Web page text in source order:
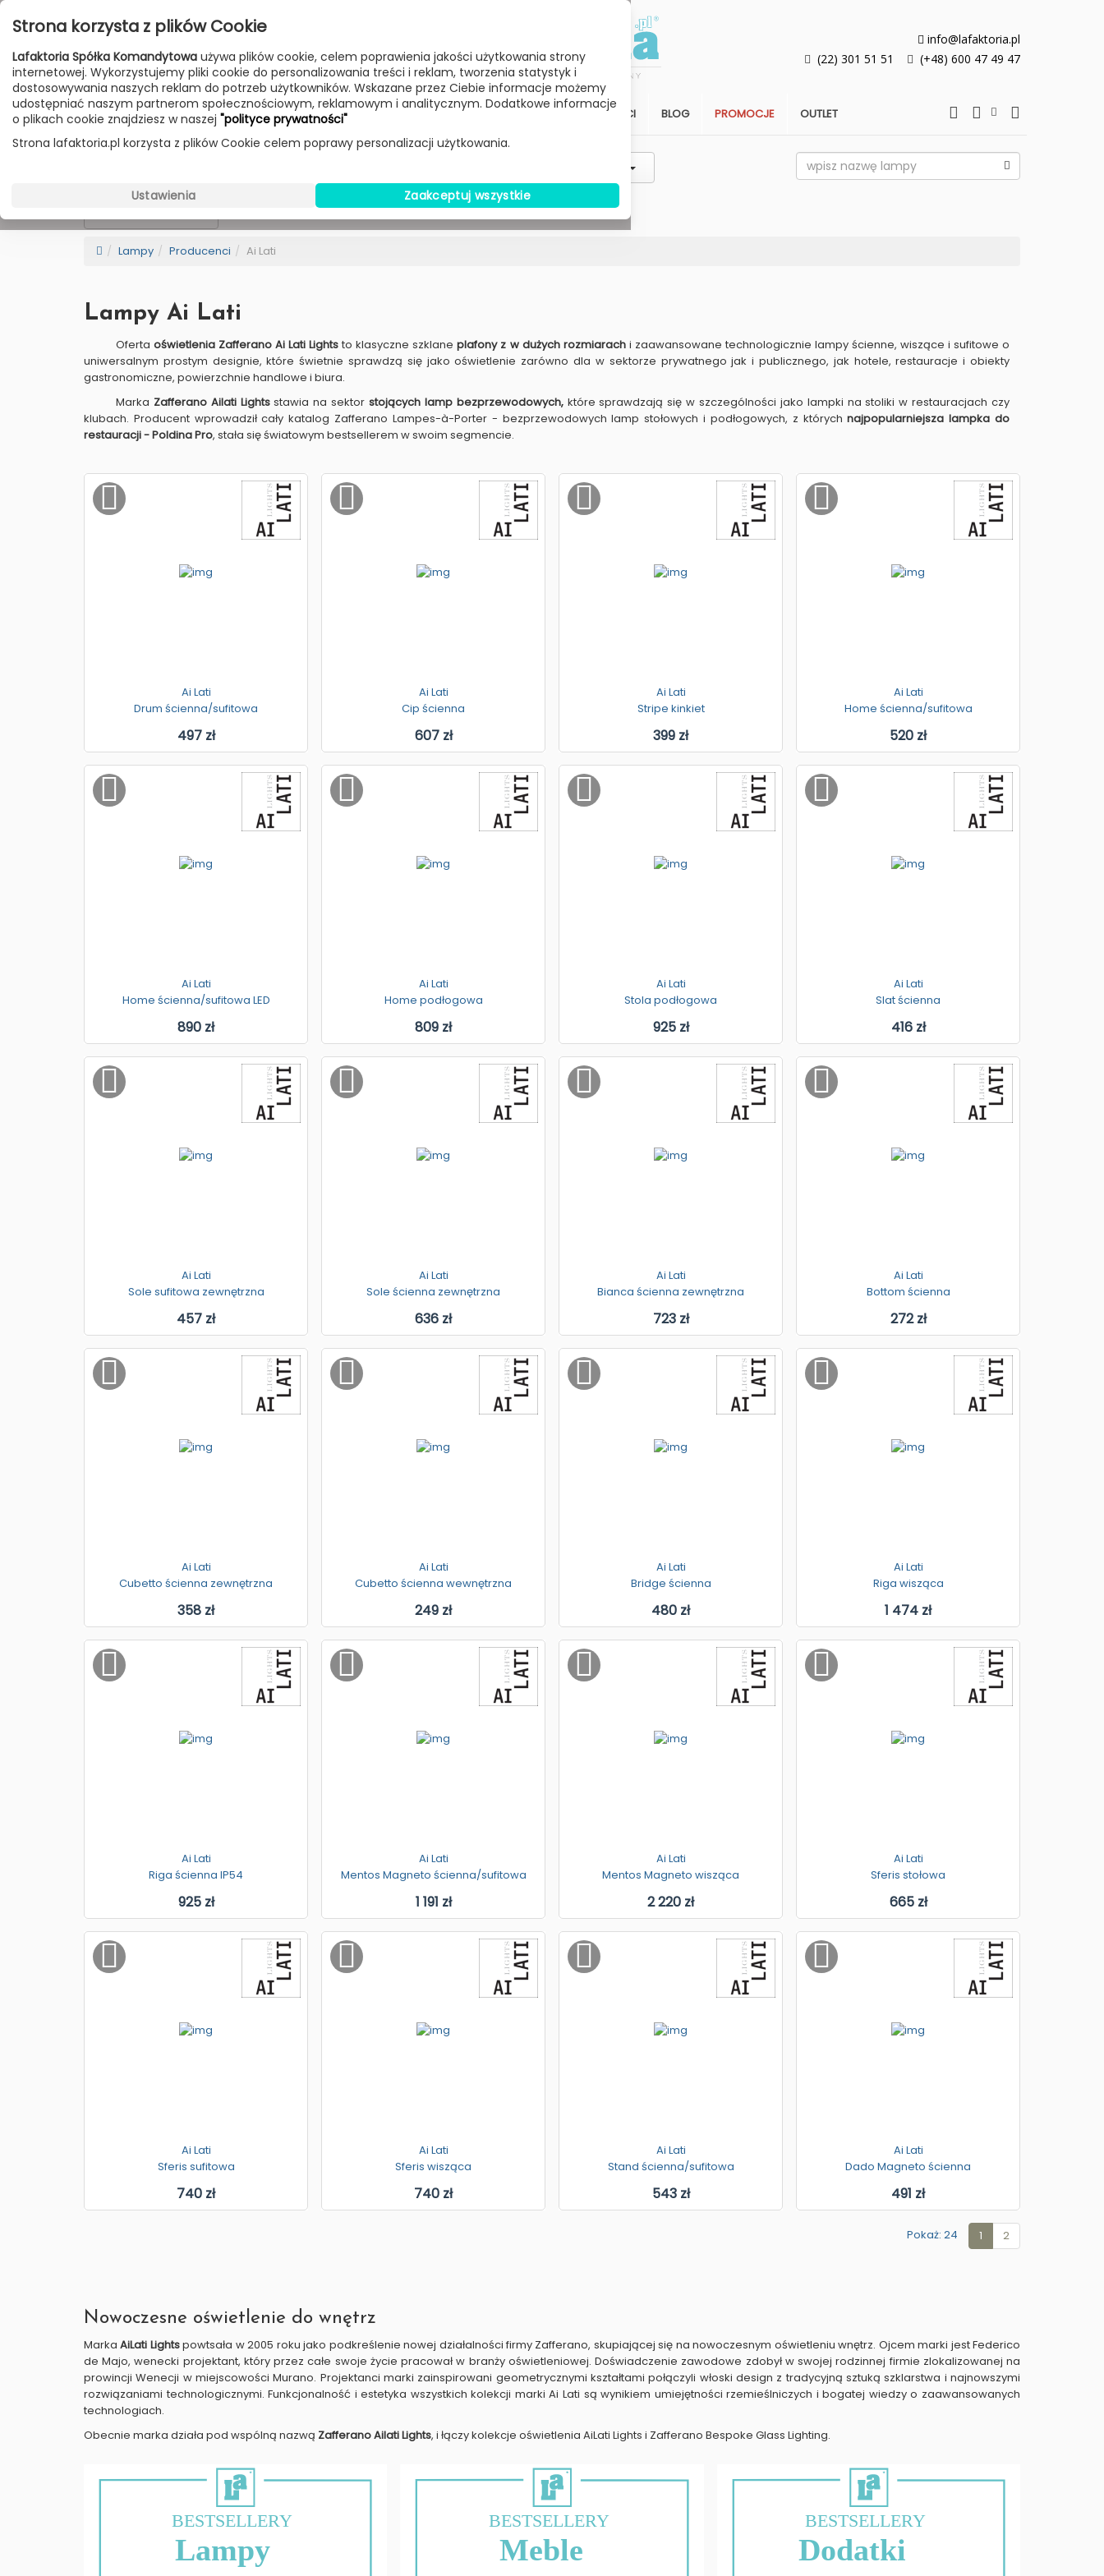
Przejdź do treści
Poniedziałek - Piątek 10:00-18:00
Sobota 10:00-14:00
info@lafaktoria.pl
(22) 301 51 51
(+48) 600 47 49 47
HOME LAMPY MEBLE DODATKI STREFA KLIENTA ARCHITEKCI BLOG PROMOCJE OUTLET
BESTSELLER W MAGAZYNIE
Lampy Producenci Ai Lati
Lampy Ai Lati
Ofertaoświetlenia Zafferano Ai Lati Lights to klasyczne szklaneplafony z w dużych rozmiarachi zaawansowane technologicznie lampy ścienne, wiszące i sufitowe o
uniwersalnym prostym designie, które świetnie sprawdzą się jako oświetlenie zarówno dla w sektorze prywatnego jak i publicznego, jak hotele, restauracje i obiekty
gastronomiczne, powierzchnie handlowe i biura.
Marka Zafferano Ailati Lightsstawia na sektorstojących lamp bezprzewodowych,które sprawdzają się w szczególności jako lampki na stoliki w restauracjach czy
klubach. Producent wprowadził cały katalog Zafferano Lampes-à-Porter - bezprzewodowych lamp stołowych i podłogowych, z których najpopularniejsza lampka do
restauracji - Poldina Pro, stała się światowym bestsellerem w swoim segmencie.
Ai Lati
Drum ścienna/sufitowa
497 zł
Ai Lati
Cip ścienna
607 zł
Ai Lati
Stripe kinkiet
399 zł
Ai Lati
Home ścienna/sufitowa
520 zł
Ai Lati
Home ścienna/sufitowa LED
890 zł
Ai Lati
Home podłogowa
809 zł
Ai Lati
Stola podłogowa
925 zł
Ai Lati
Slat ścienna
416 zł
Ai Lati
Sole sufitowa zewnętrzna
457 zł
Ai Lati
Sole ścienna zewnętrzna
636 zł
Ai Lati
Bianca ścienna zewnętrzna
723 zł
Ai Lati
Bottom ścienna
272 zł
Ai Lati
Cubetto ścienna zewnętrzna
358 zł
Ai Lati
Cubetto ścienna wewnętrzna
249 zł
Ai Lati
Bridge ścienna
480 zł
Ai Lati
Riga wisząca
1 474 zł
Ai Lati
Riga ścienna IP54
925 zł
Ai Lati
Mentos Magneto ścienna/sufitowa
1 191 zł
Ai Lati
Mentos Magneto wisząca
2 220 zł
Ai Lati
Sferis stołowa
665 zł
Ai Lati
Sferis sufitowa
740 zł
Ai Lati
Sferis wisząca
740 zł
Ai Lati
Stand ścienna/sufitowa
543 zł
Ai Lati
Dado Magneto ścienna
491 zł
Pokaż: 24 1 2
Nowoczesne oświetlenie do wnętrz
MarkaAiLati Lightspowtsała w 2005 roku jako podkreślenie nowej działalności firmy Zafferano, skupiającej się na nowoczesnym oświetleniu wnętrz. Ojcem marki jest Federico
de Majo, wenecki projektant, który przez całe swoje życie pracował w branży oświetleniowej. Doświadczenie zawodowe zdobył w swojej rodzinnej firmie zlokalizowanej na
prowincji Wenecji w miejscowości Murano. Projektanci marki zainspirowani geometrycznymi kształtami połączyli włoski design z tradycyjną sztuką szklarstwa i najnowszymi
rozwiązaniami technologicznymi. Funkcjonalność i estetyka wszystkich kolekcji marki Ai Lati są wynikiem umiejętności rzemieślniczych i bogatej wiedzy o zaawansowanych
technologiach.
Obecnie marka działa pod wspólną nazwą Zafferano Ailati Lights, i łączy kolekcje oświetlenia AiLati Lights i Zafferano Bespoke Glass Lighting.
BESTSELLERY
Lampy
BESTSELLERY
Meble
BESTSELLERY
Dodatki
Strona korzysta z plików Cookie
Lafaktoria Spółka Komandytowa używa plików cookie, celem poprawienia jakości użytkowania strony
internetowej. Wykorzystujemy pliki cookie do personalizowania treści i reklam, tworzenia statystyk i
dostosowywania naszych reklam do potrzeb użytkowników. Wskazane przez Ciebie informacje możemy
udostępniać naszym partnerom społecznościowym, reklamowym i analitycznym. Dodatkowe informacje
o plikach cookie znajdziesz w naszej "polityce prywatności"
Strona lafaktoria.pl korzysta z plików Cookie celem poprawy personalizacji użytkowania.
Zaakceptuj wszystkie
Ustawienia